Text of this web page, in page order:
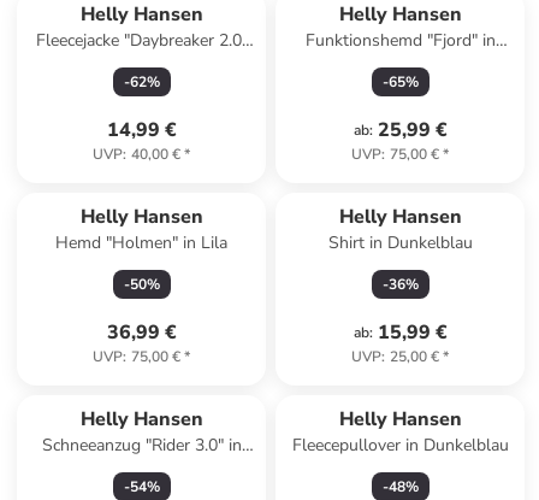
Helly Hansen
Fleecejacke "Daybreaker 2.0"
in Pink
-62%
14,99 €
UVP: 40,00 €*
Helly Hansen
Funktionshemd "Fjord" in
Schwarz/ Weiß
-65%
ab: 25,99 €
UVP: 75,00 €*
Helly Hansen
Hemd "Holmen" in Lila
-50%
36,99 €
UVP: 75,00 €*
Helly Hansen
Shirt in Dunkelblau
-36%
ab: 15,99 €
UVP: 25,00 €*
Helly Hansen
Schneeanzug "Rider 3.0" in
Beige/ Dunkelblau
-54%
Helly Hansen
Fleecepullover in Dunkelblau
-48%